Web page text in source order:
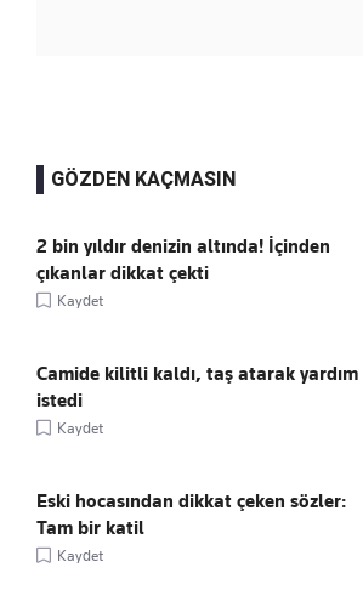
GÖZDEN KAÇMASIN
2 bin yıldır denizin altında! İçinden
çıkanlar dikkat çekti
Kaydet
Camide kilitli kaldı, taş atarak yardım
istedi
Kaydet
Eski hocasından dikkat çeken sözler:
Tam bir katil
Kaydet